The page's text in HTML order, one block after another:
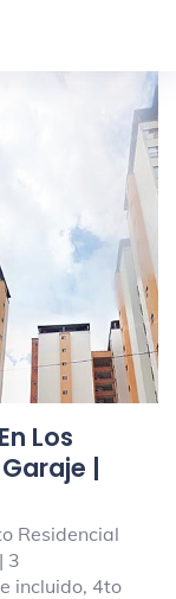
Los
|
Residencial
3
incluido, 4to